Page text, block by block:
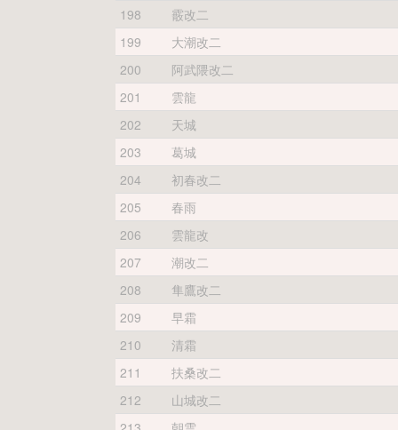
198
霰改二
199
大潮改二
200
阿武隈改二
201
雲龍
202
天城
203
葛城
204
初春改二
205
春雨
206
雲龍改
207
潮改二
208
隼鷹改二
209
早霜
210
清霜
211
扶桑改二
212
山城改二